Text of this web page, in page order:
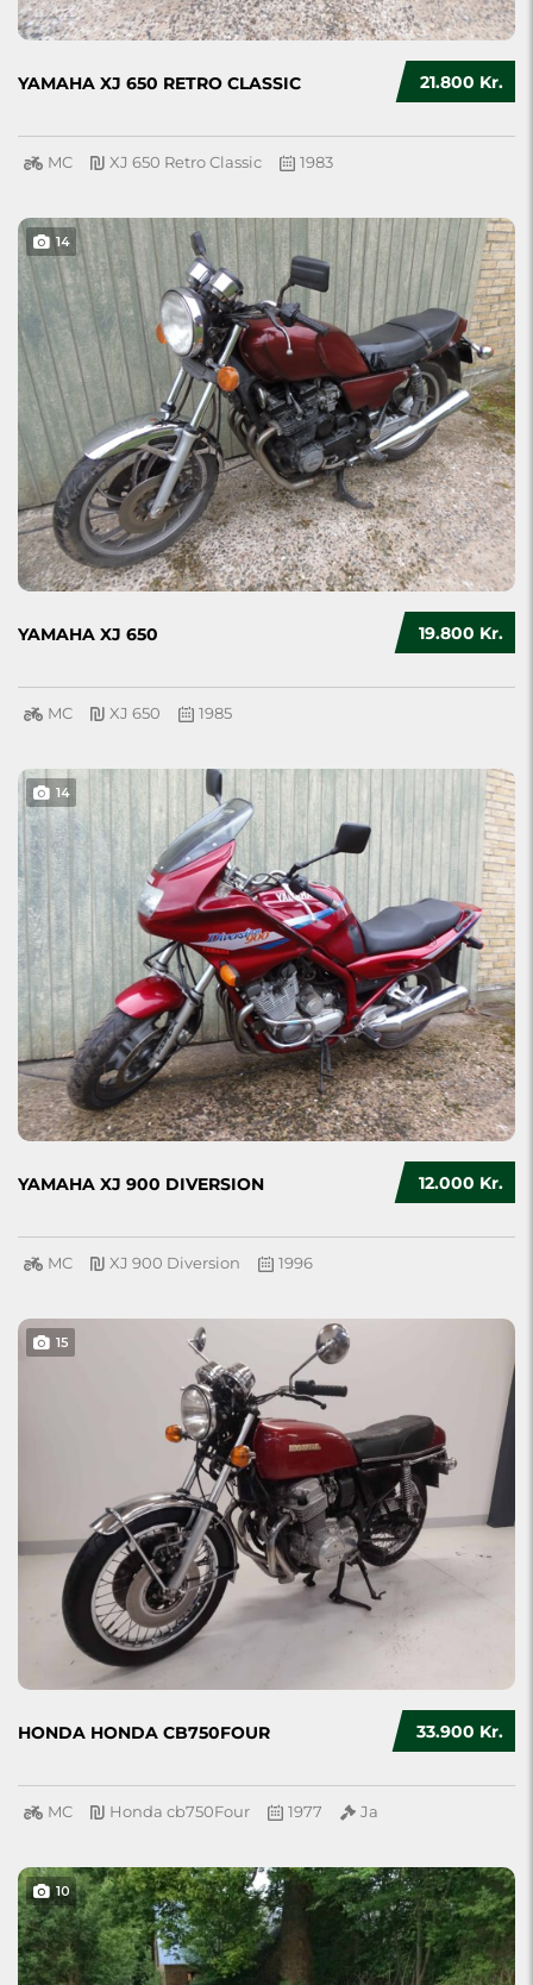
21.800 Kr.
YAMAHA XJ 650 RETRO CLASSIC
MC XJ 650 Retro Classic 1983
14
19.800 Kr.
YAMAHA XJ 650
MC XJ 650 1985
14
12.000 Kr.
YAMAHA XJ 900 DIVERSION
MC XJ 900 Diversion 1996
15
33.900 Kr.
HONDA HONDA CB750FOUR
MC Honda cb750Four 1977 Ja
10